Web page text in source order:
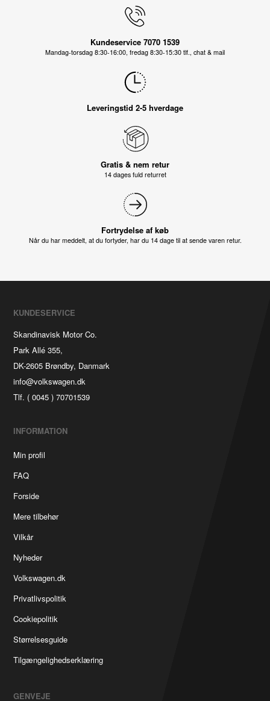
Kundeservice 7070 1539
Mandag-torsdag 8:30-16:00, fredag 8:30-15:30 tlf., chat & mail
Leveringstid 2-5 hverdage
Gratis & nem retur
14 dages fuld returret
Fortrydelse af køb
Når du har meddelt, at du fortyder, har du 14 dage til at sende varen retur.
KUNDESERVICE
Skandinavisk Motor Co.
Park Allé 355,
DK-2605 Brøndby, Danmark
info@volkswagen.dk
Tlf. ( 0045 ) 70701539
INFORMATION
Min profil
FAQ
Forside
Mere tilbehør
Vilkår
Nyheder
Volkswagen.dk
Privatlivspolitik
Cookiepolitik
Størrelsesguide
Tilgængelighedserklæring
GENVEJE